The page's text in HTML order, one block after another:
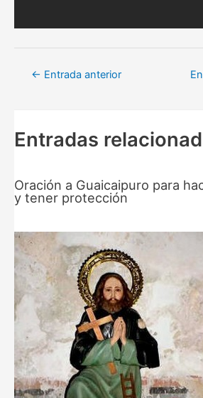
Navegación
← Entrada anterior
Entradas
Oración a Guaicaipuro para
y tener protección